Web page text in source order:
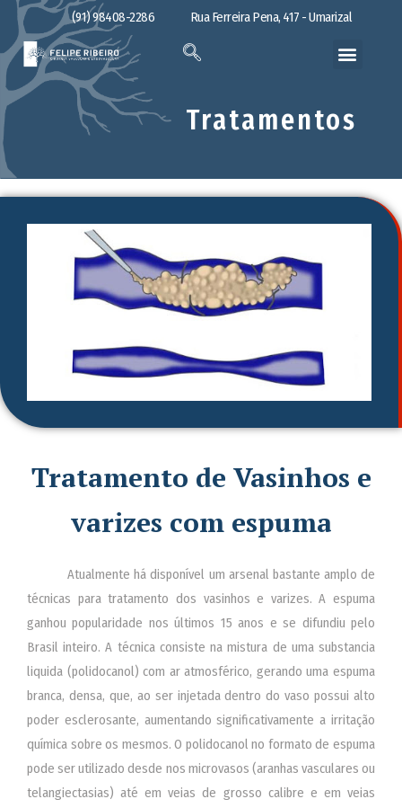
(91) 98408-2286 Rua Ferreira Pena, 417 - Umarizal
Tratamentos
Tratamento de Vasinhos e
varizes com espuma
Atualmente há disponível um arsenal bastante amplo de
técnicas para tratamento dos vasinhos e varizes. A espuma
ganhou popularidade nos últimos 15 anos e se difundiu pelo
Brasil inteiro. A técnica consiste na mistura de uma substancia
liquida (polidocanol) com ar atmosférico, gerando uma espuma
branca, densa, que, ao ser injetada dentro do vaso possui alto
poder esclerosante, aumentando significativamente a irritação
química sobre os mesmos. O polidocanol no formato de espuma
pode ser utilizado desde nos microvasos (aranhas vasculares ou
telangiectasias) até em veias de grosso calibre e em veias